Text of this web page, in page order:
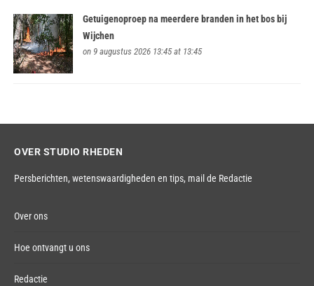
Getuigenoproep na meerdere branden in het bos bij
Wijchen
on 9 augustus 2026 13:45 at 13:45
OVER STUDIO RHEDEN
Persberichten, wetenswaardigheden en tips, mail de Redactie
Over ons
Hoe ontvangt u ons
Redactie